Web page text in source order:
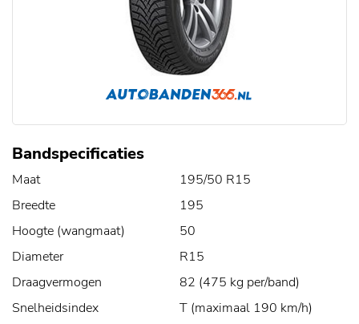
Bandspecificaties
Maat
195/50 R15
Breedte
195
Hoogte (wangmaat)
50
Diameter
R15
Draagvermogen
82 (475 kg per/band)
Snelheidsindex
T (maximaal 190 km/h)